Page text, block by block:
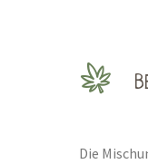
Die